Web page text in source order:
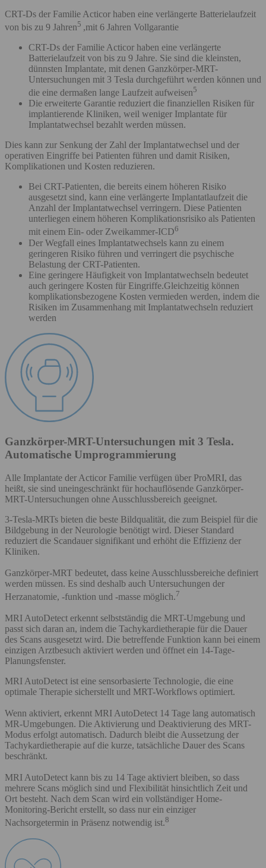
CRT-Ds der Familie Acticor haben eine verlängerte Batterielaufzeit
von bis zu 9 Jahren5 ,mit 6 Jahren Vollgarantie
CRT-Ds der Familie Acticor haben eine verlängerte
Batterielaufzeit von bis zu 9 Jahre. Sie sind die kleinsten,
dünnsten Implantate, mit denen Ganzkörper-MRT-
Untersuchungen mit 3 Tesla durchgeführt werden können und
die eine dermaßen lange Laufzeit aufweisen5
Die erweiterte Garantie reduziert die finanziellen Risiken für
implantierende Kliniken, weil weniger Implantate für
Implantatwechsel bezahlt werden müssen.
Dies kann zur Senkung der Zahl der Implantatwechsel und der
operativen Eingriffe bei Patienten führen und damit Risiken,
Komplikationen und Kosten reduzieren.
Bei CRT-Patienten, die bereits einem höheren Risiko
ausgesetzt sind, kann eine verlängerte Implantatlaufzeit die
Anzahl der Implantatwechsel verringern. Diese Patienten
unterliegen einem höheren Komplikationsrisiko als Patienten
mit einem Ein- oder Zweikammer-ICD6
Der Wegfall eines Implantatwechsels kann zu einem
geringeren Risiko führen und verringert die psychische
Belastung der CRT-Patienten.
Eine geringere Häufigkeit von Implantatwechseln bedeutet
auch geringere Kosten für Eingriffe.Gleichzeitig können
komplikationsbezogene Kosten vermieden werden, indem die
Risiken im Zusammenhang mit Implantatwechseln reduziert
werden
Ganzkörper-MRT-Untersuchungen mit 3 Tesla.
Automatische Umprogrammierung
Alle Implantate der Acticor Familie verfügen über ProMRI, das
heißt, sie sind uneingeschränkt für hochauflösende Ganzkörper-
MRT-Untersuchungen ohne Ausschlussbereich geeignet.
3-Tesla-MRTs bieten die beste Bildqualität, die zum Beispiel für die
Bildgebung in der Neurologie benötigt wird. Dieser Standard
reduziert die Scandauer signifikant und erhöht die Effizienz der
Kliniken.
Ganzkörper-MRT bedeutet, dass keine Ausschlussbereiche definiert
werden müssen. Es sind deshalb auch Untersuchungen der
Herzanatomie, -funktion und -masse möglich.7
MRI AutoDetect erkennt selbstständig die MRT-Umgebung und
passt sich daran an, indem die Tachykardietherapie für die Dauer
des Scans ausgesetzt wird. Die betreffende Funktion kann bei einem
einzigen Arztbesuch aktiviert werden und öffnet ein 14-Tage-
Planungsfenster.
MRI AutoDetect ist eine sensorbasierte Technologie, die eine
optimale Therapie sicherstellt und MRT-Workflows optimiert.
Wenn aktiviert, erkennt MRI AutoDetect 14 Tage lang automatisch
MR-Umgebungen. Die Aktivierung und Deaktivierung des MRT-
Modus erfolgt automatisch. Dadurch bleibt die Aussetzung der
Tachykardietherapie auf die kurze, tatsächliche Dauer des Scans
beschränkt.
MRI AutoDetect kann bis zu 14 Tage aktiviert bleiben, so dass
mehrere Scans möglich sind und Flexibilität hinsichtlich Zeit und
Ort besteht. Nach dem Scan wird ein vollständiger Home-
Monitoring-Bericht erstellt, so dass nur ein einziger
Nachsorgetermin in Präsenz notwendig ist.8